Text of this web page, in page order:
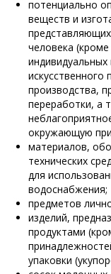
потенциально
веществ и
человека
искусственного
производства,
переработки, а
окружающую
материалов,
технических
для
водоснабжения;
предметов
изделий,
продуктами
упаковки